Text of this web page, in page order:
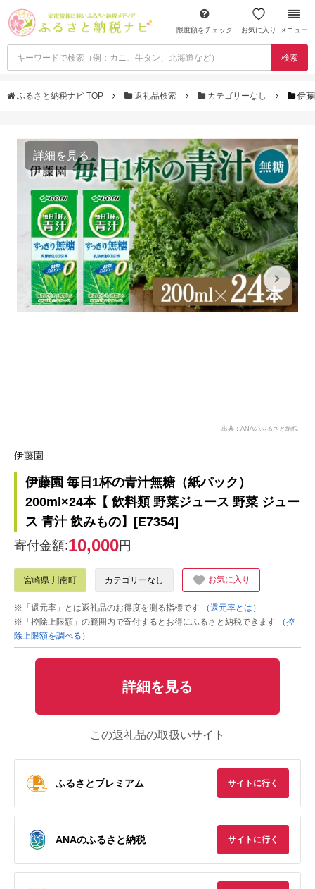
限度額をチェック お気に入り メニュー
検索
ふるさと納税ナビ TOP 返礼品検索 カテゴリーなし 伊
詳細を見る
出典：ANAのふるさと納税
伊藤園
伊藤園 毎日1杯の青汁無糖（紙パック）
200ml×24本【 飲料類 野菜ジュース 野菜 ジュー
ス 青汁 飲みもの】[E7354]
寄付金額:10,000円
宮崎県 川南町 カテゴリーなし お気に入り
※「還元率」とは返礼品のお得度を測る指標です
（還元率とは）
※「控除上限額」の範囲内で寄付するとお得にふるさと納税できます
（控
除上限額を調べる）
詳細を見る
この返礼品の取扱いサイト
ふるさとプレミアム サイトに行く
ANAのふるさと納税 サイトに行く